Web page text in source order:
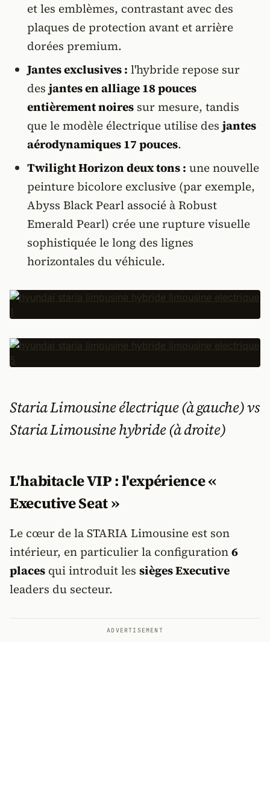
et les emblèmes, contrastant avec des
plaques de protection avant et arrière
dorées premium.
Jantes exclusives : l'hybride repose sur
des jantes en alliage 18 pouces
entièrement noiressur mesure, tandis
que le modèle électrique utilise des jantes
aérodynamiques 17 pouces.
Twilight Horizon deux tons : une nouvelle
peinture bicolore exclusive (par exemple,
Abyss Black Pearl associé à Robust
Emerald Pearl) crée une rupture visuelle
sophistiquée le long des lignes
horizontales du véhicule.
Staria Limousine électrique (à gauche) vs
Staria Limousine hybride (à droite)
L'habitacle VIP : l'expérience «
Executive Seat »
Le cœur de la STARIA Limousine est son
intérieur, en particulier la configuration6
places qui introduit les sièges Executive
leaders du secteur.
ADVERTISEMENT